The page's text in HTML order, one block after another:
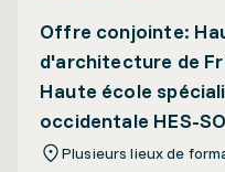
Offre conjointe:
d'architecture de
Haute école
occidentale HES-SO
Plusieurs lieux de